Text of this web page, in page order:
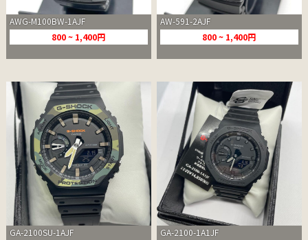
AWG-M100BW-1AJF
800 ~ 1,400円
AW-591-2AJF
800 ~ 1,400円
GA-2100SU-1AJF GA-2100-1A1JF